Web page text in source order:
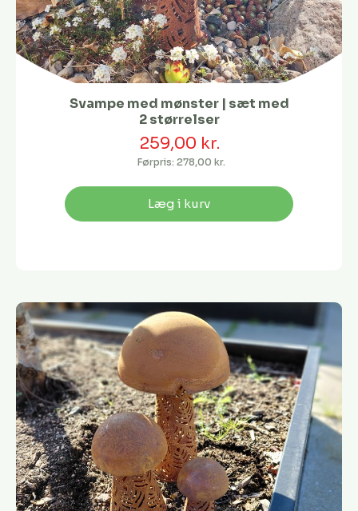
Svampe med mønster | sæt med
2 størrelser
259,00 kr.
Førpris: 278,00 kr.
Læg i kurv